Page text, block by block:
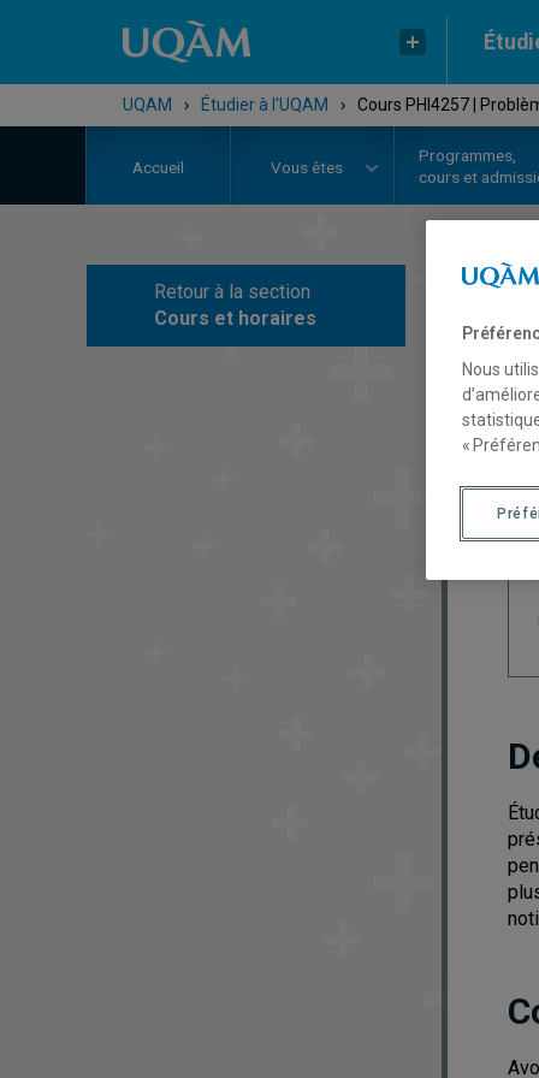
UQAM › Étudier à l'UQAM › Cours PHI4257 |
Accueil Vous êtes
Programmes,
cours et
Retour à la section
Cours et horaires
Nous
«